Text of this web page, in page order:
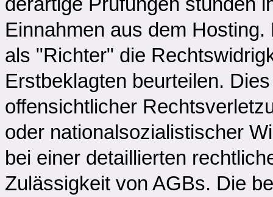
Einnahmen aus dem
als "Richter" die
Erstbeklagten beurteilen.
offensichtlicher
oder nationalsozialistischer
bei einer detaillierten
Zulässigkeit von AGBs. Die